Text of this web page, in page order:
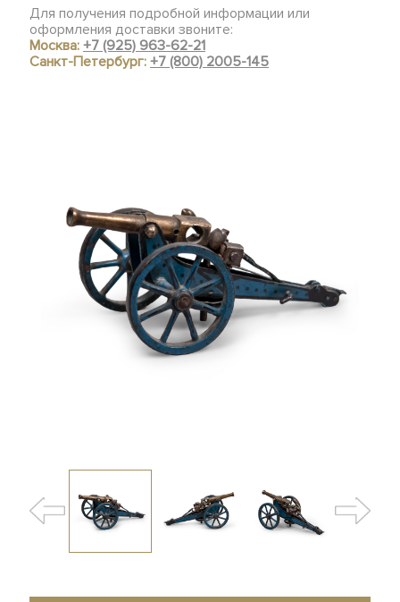
Для получения подробной информации или
оформления доставки звоните:
Москва:+7 (925) 963-62-21
Санкт-Петербург:+7 (800) 2005-145